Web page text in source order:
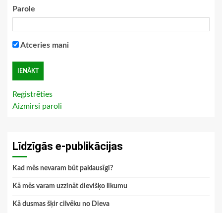
Parole
Atceries mani
Reģistrēties
Aizmirsi paroli
Līdzīgās e-publikācijas
Kad mēs nevaram būt paklausīgi?
Kā mēs varam uzzināt dievišķo likumu
Kā dusmas šķir cilvēku no Dieva